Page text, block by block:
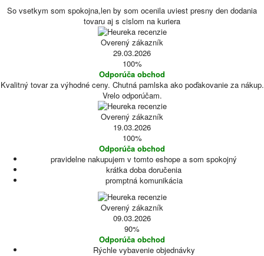
So vsetkym som spokojna,len by som ocenila uviest presny den dodania
tovaru aj s cislom na kuriera
Overený zákazník
29.03.2026
100%
Odporúča obchod
Kvalitný tovar za výhodné ceny. Chutná pamlska ako poďakovanie za nákup.
Vrelo odporúčam.
Overený zákazník
19.03.2026
100%
Odporúča obchod
pravidelne nakupujem v tomto eshope a som spokojný
krátka doba doručenia
promptná komunikácia
Overený zákazník
09.03.2026
90%
Odporúča obchod
Rýchle vybavenie objednávky